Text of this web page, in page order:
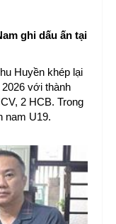
ghi dấu ấn tại
Huyền khép lại
với thành
2 HCB. Trong
nam U19.